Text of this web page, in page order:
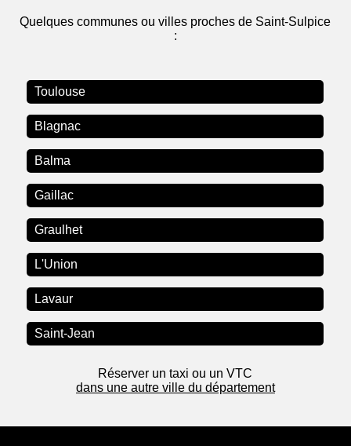
Quelques communes ou villes proches de Saint-Sulpice
:
Toulouse
Blagnac
Balma
Gaillac
Graulhet
L'Union
Lavaur
Saint-Jean
Réserver un taxi ou un VTC
dans une autre ville du département